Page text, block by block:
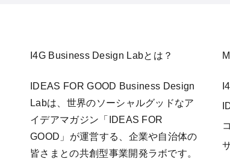
I4G Business Design Labとは？
IDEAS FOR GOOD Business Design
Labは、世界のソーシャルグッドなア
イデアマガジン「IDEAS FOR
GOOD」が運営する、企業や自治体の
皆さまとの共創型事業開発ラボです。